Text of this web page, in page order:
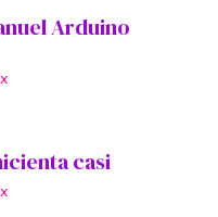
Arduino
casi